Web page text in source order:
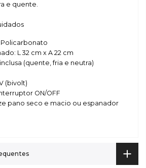
e quente.
L 32 cm x A 22 cm
(quente, fria e neutra)
(bivolt)
ON/OFF
pano seco e macio ou espanador